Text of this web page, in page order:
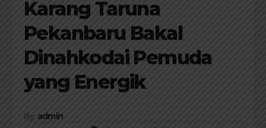
Karang Taruna
Pekanbaru Bakal
Dinahkodai Pemuda
yang Energik
By admin